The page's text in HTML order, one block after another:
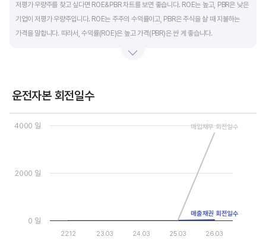
저평가 우량주를 찾고 싶다면 ROE&PBR 차트를 보면 좋습니다. ROE는 높고, PBR은 낮은
기업이 저평가 우량주입니다. ROE는 주주의 수익률이고, PBR은 주식을 살 때 지불하는
가격을 말합니다. 따라서, 수익률(ROE)은 높고 가격(PBR)은 싼 게 좋습니다.
운전자본 회전일수
Chart
Line chart with 3 lines.
The chart has 2 Y axes displaying values, and values.
22.12 23.03 24.03 25.03 26.03
0 일
2000 일
4000 일
매출채권 회전일수
매입채무 회전일수